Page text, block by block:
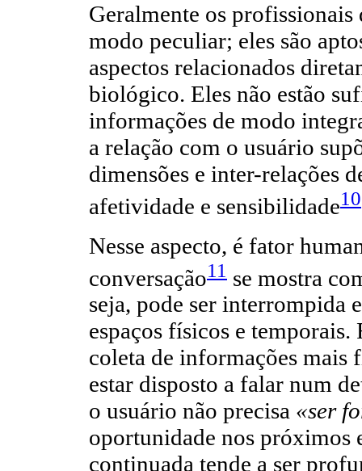
Geralmente os profissionais
modo peculiar; eles são
aspectos relacionados
biológico. Eles não estão
informações de modo
a relação com o usuário
dimensões e inter-relações
afetividade e sensibilidade10
Nesse aspecto, é fator
conversação11 se mostra
seja, pode ser interrompida
espaços físicos e
coleta de informações mais
estar disposto a falar num
o usuário não precisa «ser
oportunidade nos próximos
continuada tende a ser